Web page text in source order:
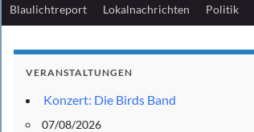
Blaulichtreport Lokalnachrichten Politik
VERANSTALTUNGEN
Konzert: Die Birds Band
07/08/2026